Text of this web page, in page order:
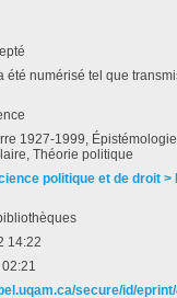
été numérisé tel que
1927-1999,
Théorie politique
politique et de droit
14:22
secure/id/